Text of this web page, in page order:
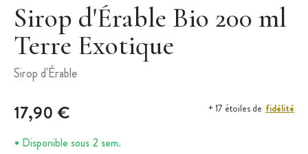
Sirop d'Érable Bio 200 ml
Terre Exotique
Sirop d'Érable
17,90 € + 17 étoiles de fidélité
Disponible sous 2 sem.